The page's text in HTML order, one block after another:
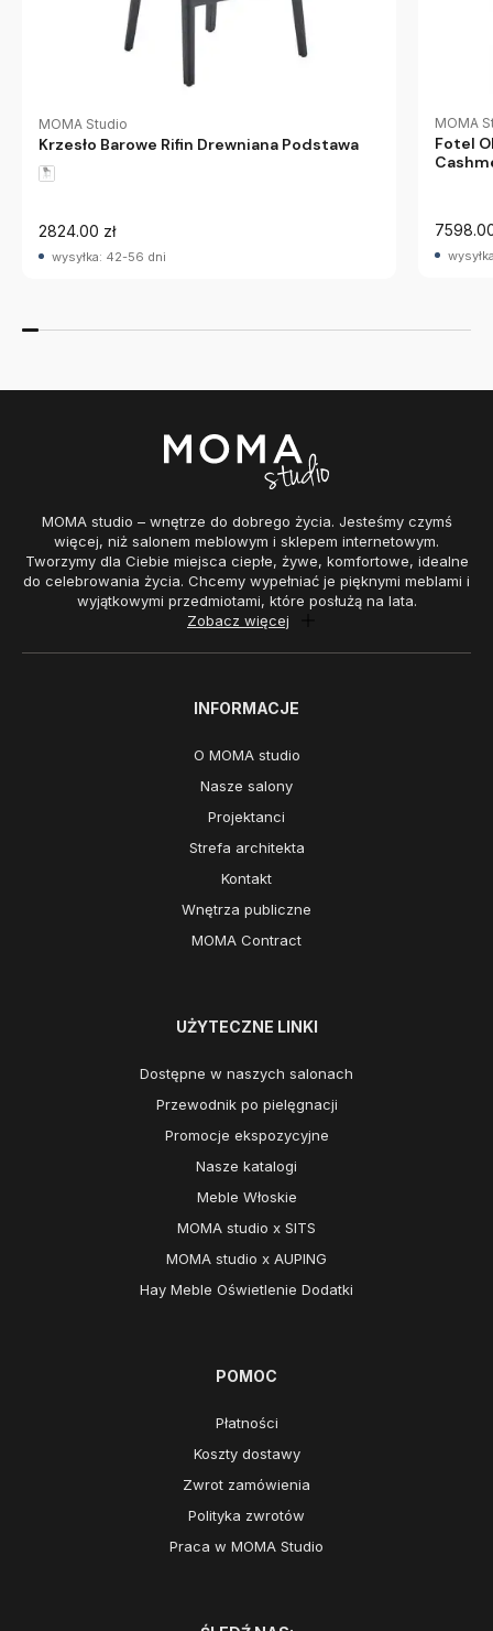
MOMA Studio
Krzesło Barowe Rifin Drewniana Podstawa
2824.00 zł
wysyłka: 42-56 dni
MOMA
Fotel
MOMA studio – wnętrze do dobrego życia. Jesteśmy czymś
więcej, niż salonem meblowym i sklepem internetowym.
Tworzymy dla Ciebie miejsca ciepłe, żywe, komfortowe, idealne
do celebrowania życia. Chcemy wypełniać je pięknymi meblami i
wyjątkowymi przedmiotami, które posłużą na lata.
Zobacz więcej
INFORMACJE
O MOMA studio
Nasze salony
Projektanci
Strefa architekta
Kontakt
Wnętrza publiczne
MOMA Contract
UŻYTECZNE LINKI
Dostępne w naszych salonach
Przewodnik po pielęgnacji
Promocje ekspozycyjne
Nasze katalogi
Meble Włoskie
MOMA studio x SITS
MOMA studio x AUPING
Hay Meble Oświetlenie Dodatki
POMOC
Płatności
Koszty dostawy
Zwrot zamówienia
Polityka zwrotów
Praca w MOMA Studio